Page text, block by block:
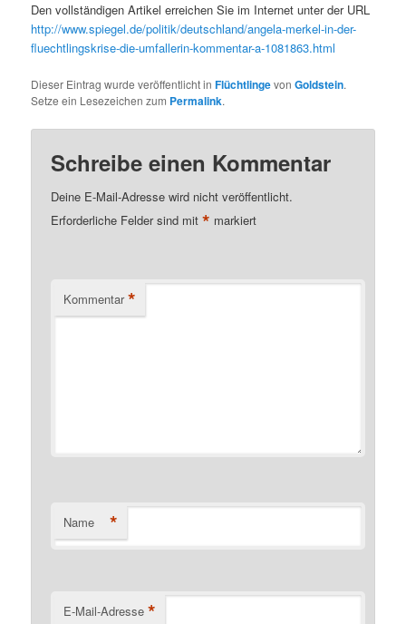
Den vollständigen Artikel erreichen Sie im Internet unter der URL
http://www.spiegel.de/politik/deutschland/angela-merkel-in-der-
fluechtlingskrise-die-umfallerin-kommentar-a-1081863.html
Dieser Eintrag wurde veröffentlicht inFlüchtlingevonGoldstein.
Setze ein Lesezeichen zum Permalink.
Schreibe einen Kommentar
Deine E-Mail-Adresse wird nicht veröffentlicht.
Erforderliche Felder sind mit* markiert
Kommentar *
Name *
E-Mail-Adresse *